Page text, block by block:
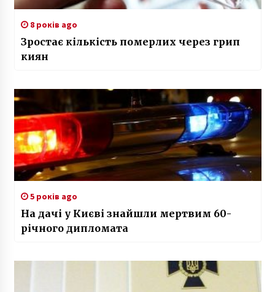
8 років ago
Зростає кількість померлих через грип
киян
5 років ago
На дачі у Києві знайшли мертвим 60-
річного дипломата